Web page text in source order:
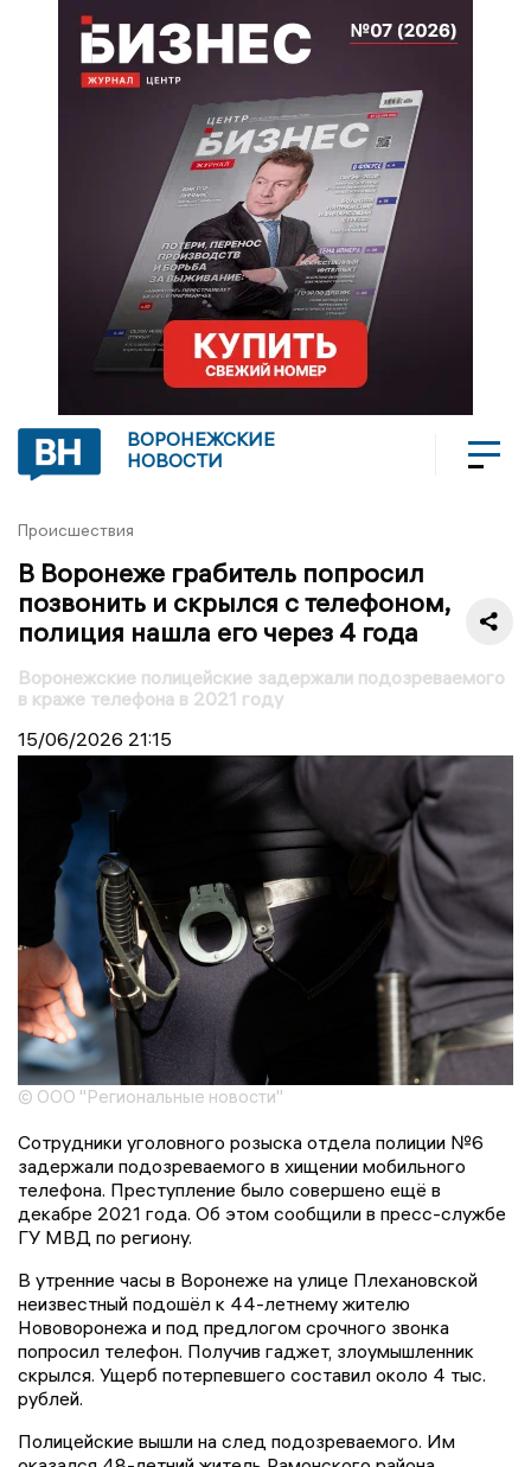
ВОРОНЕЖСКИЕ
НОВОСТИ
Происшествия
В Воронеже грабитель попросил
позвонить и скрылся с телефоном,
полиция нашла его через 4 года
Воронежские полицейские задержали подозреваемого
в краже телефона в 2021 году
15/06/2026 21:15
© ООО "Региональные новости"
Сотрудники уголовного розыска отдела полиции №6
задержали подозреваемого в хищении мобильного
телефона. Преступление было совершено ещё в
декабре 2021 года. Об этом сообщили в пресс-службе
ГУ МВД по региону.
В утренние часы в Воронеже на улице Плехановской
неизвестный подошёл к 44-летнему жителю
Нововоронежа и под предлогом срочного звонка
попросил телефон. Получив гаджет, злоумышленник
скрылся. Ущерб потерпевшего составил около 4 тыс.
рублей.
Полицейские вышли на след подозреваемого. Им